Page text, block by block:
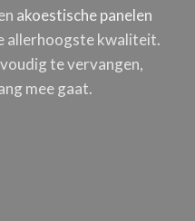
akoestische panelen
allerhoogste kwaliteit.
te vervangen,
mee gaat.